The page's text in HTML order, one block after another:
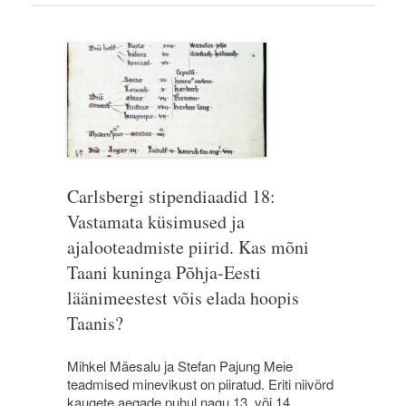
Carlsbergi stipendiaadid 18:
Vastamata küsimused ja
ajalooteadmiste piirid. Kas mõni
Taani kuninga Põhja-Eesti
läänimeestest võis elada hoopis
Taanis?
Mihkel Mäesalu ja Stefan Pajung Meie
teadmised minevikust on piiratud. Eriti niivõrd
kaugete aegade puhul nagu 13. või 14.